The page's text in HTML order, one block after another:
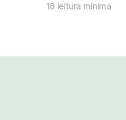
18 leitura mínima